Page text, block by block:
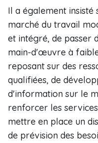
Il a également insisté
marché du travail
et intégré, de passer
main-d'œuvre à
reposant sur des
qualifiées, de
d'information sur le
renforcer les
mettre en place un
de prévision des